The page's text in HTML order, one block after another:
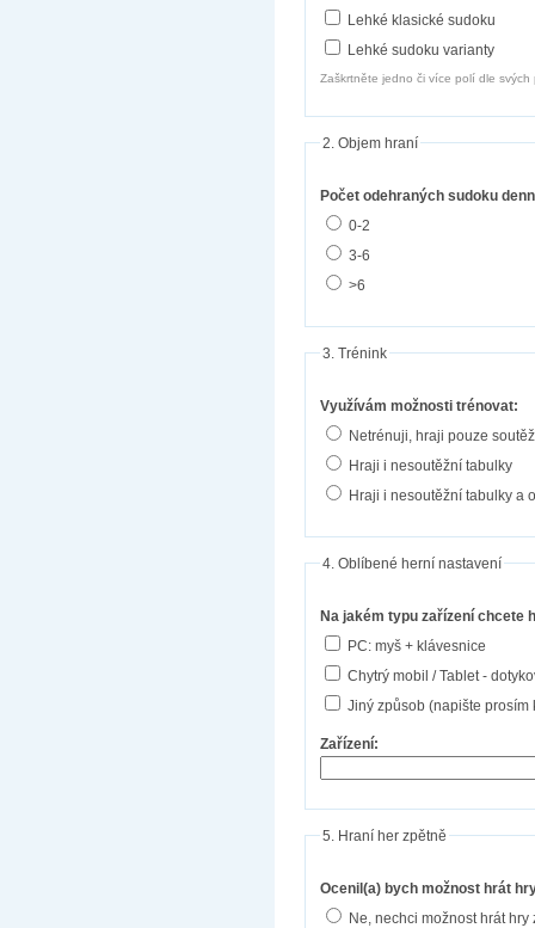
Lehké klasické sudoku
Lehké sudoku varianty
Zaškrtněte jedno či více polí dle svých
2. Objem hraní
Počet odehraných sudoku
0-2
3-6
>6
3. Trénink
Využívám možnosti trénovat:
Netrénuji, hraji pouze
Hraji i nesoutěžní tabulky
Hraji i nesoutěžní tabulky a
4. Oblíbené herní nastavení
Na jakém typu zařízení chcete
PC: myš + klávesnice
Chytrý mobil / Tablet -
Jiný způsob (napište
Zařízení:
5. Hraní her zpětně
Ocenil(a) bych možnost hrát
Ne, nechci možnost hrát hry